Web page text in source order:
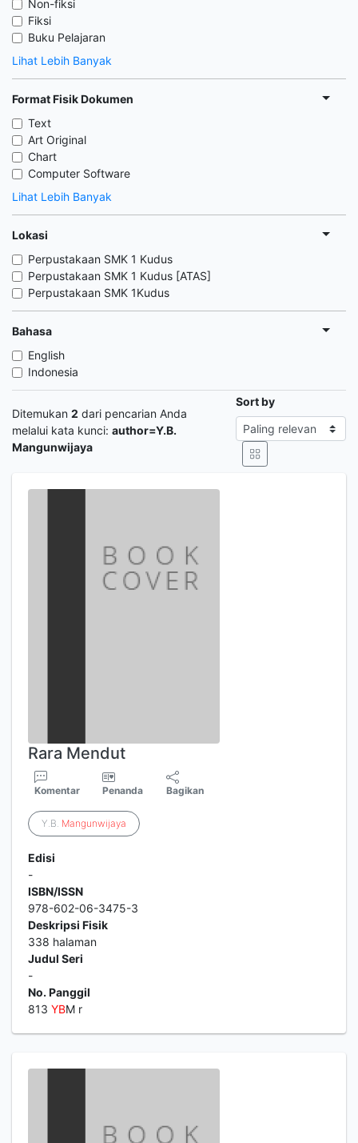
Non-fiksi
Fiksi
Buku Pelajaran
Lihat Lebih Banyak
Format Fisik Dokumen
Text
Art Original
Chart
Computer Software
Lihat Lebih Banyak
Lokasi
Perpustakaan SMK 1 Kudus
Perpustakaan SMK 1 Kudus [ATAS]
Perpustakaan SMK 1Kudus
Bahasa
English
Indonesia
Ditemukan 2 dari pencarian Anda
melalui kata kunci: author=Y.B.
Mangunwijaya
Sort by
Rara Mendut
Komentar Penanda Bagikan
Y.B. Mangunwijaya
Edisi
-
ISBN/ISSN
978-602-06-3475-3
Deskripsi Fisik
338 halaman
Judul Seri
-
No. Panggil
813 YBM r